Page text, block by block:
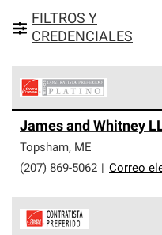
FILTROS Y
CREDENCIALES
Corning constituyen el
exclusiva y cumplen con
profesionalismo,
Solo ellos pueden
James and Whitney
Topsham, ME
(207) 869-5062
Correo